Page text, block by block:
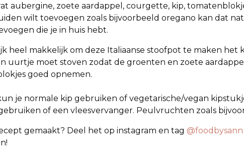
aubergine, zoete aardappel, courgette, kip,
wilt toevoegen zoals bijvoorbeeld oregano kan dat
die je in huis hebt.
heel makkelijk om deze Italiaanse stoofpot te maken
uurtje moet stoven zodat de groenten en zoete
goed opnemen.
je normale kip gebruiken of vegetarische/vegan
of een vleesvervanger. Peulvruchten zoals
gemaakt? Deel het op instagram en tag @foodbysann